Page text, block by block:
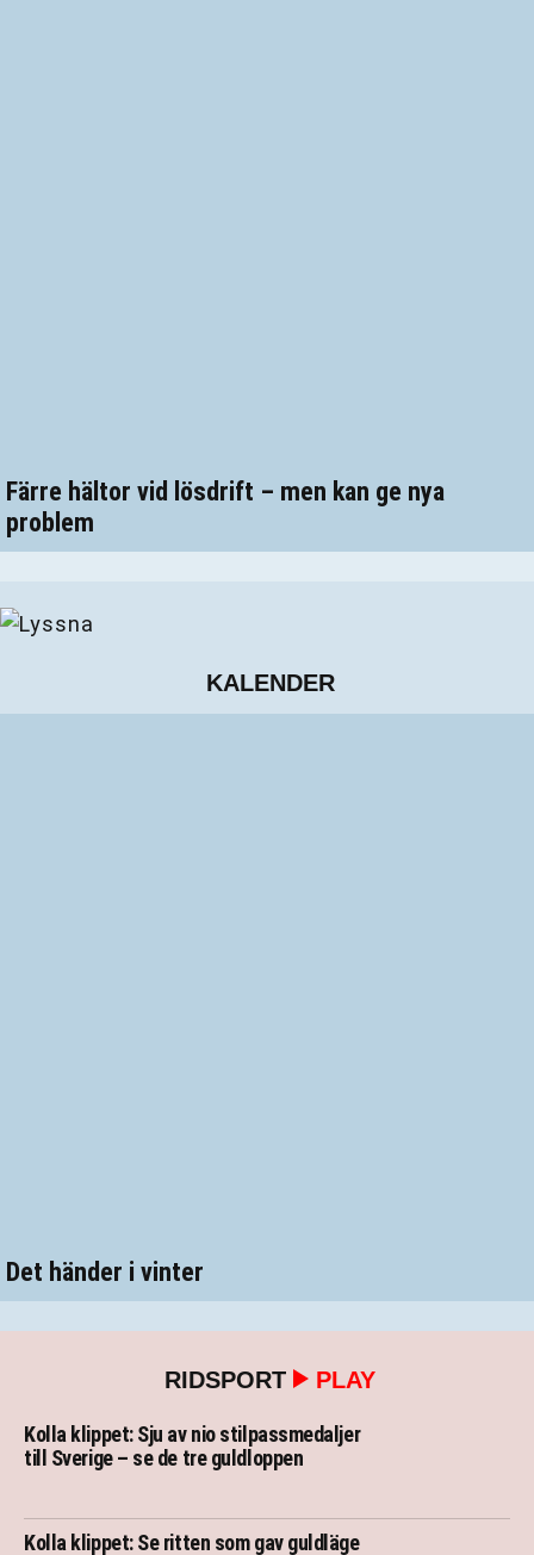
Färre hältor vid lösdrift – men kan ge nya
problem
KALENDER
Det händer i vinter
RIDSPORT PLAY
Kolla klippet: Sju av nio stilpassmedaljer
till Sverige – se de tre guldloppen
Kolla klippet: Se ritten som gav guldläge